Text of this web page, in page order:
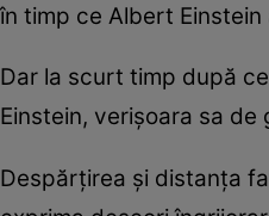
în timp ce Albert Einstein
Dar la scurt timp după
Einstein, verișoara sa
Despărțirea și distanța